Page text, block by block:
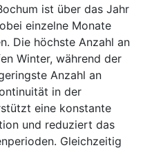
ist über das Jahr
einzelne Monate
Die höchste Anzahl an
Winter, während der
Anzahl an
in der
eine konstante
und reduziert das
Gleichzeitig